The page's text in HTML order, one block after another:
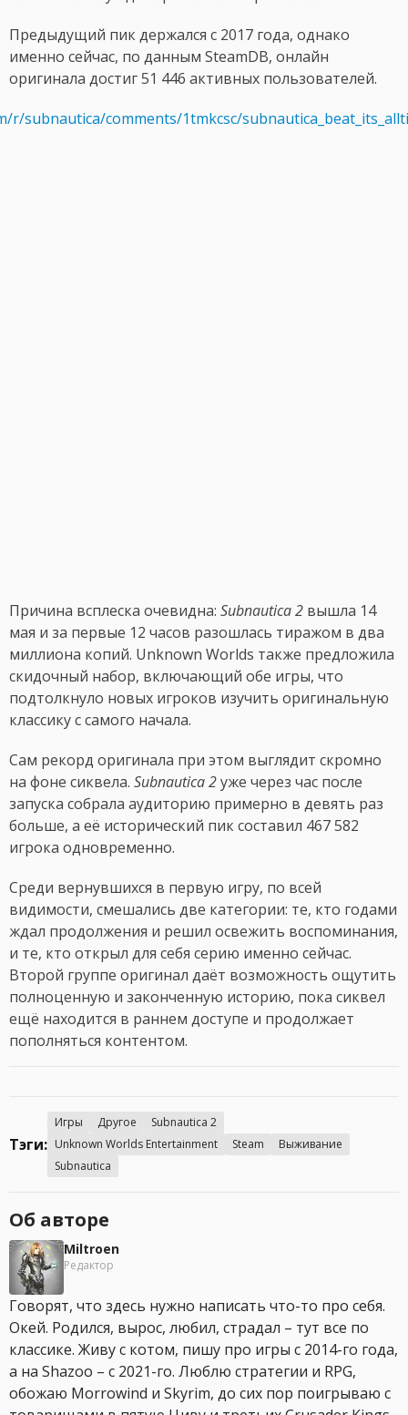
Предыдущий пик держался с 2017 года, однако
именно сейчас, по данным SteamDB, онлайн
оригинала достиг 51 446 активных пользователей.
r/subnautica/comments/1tmkcsc/
Причина всплеска очевидна: Subnautica 2 вышла 14
мая и за первые 12 часов разошлась тиражом в два
миллиона копий. Unknown Worlds также предложила
скидочный набор, включающий обе игры, что
подтолкнуло новых игроков изучить оригинальную
классику с самого начала.
Сам рекорд оригинала при этом выглядит скромно
на фоне сиквела. Subnautica 2уже через час после
запуска собрала аудиторию примерно в девять раз
больше, а её исторический пик составил 467 582
игрока одновременно.
Среди вернувшихся в первую игру, по всей
видимости, смешались две категории: те, кто годами
ждал продолжения и решил освежить воспоминания,
и те, кто открыл для себя серию именно сейчас.
Второй группе оригинал даёт возможность ощутить
полноценную и законченную историю, пока сиквел
ещё находится в раннем доступе и продолжает
пополняться контентом.
Тэги:
Игры Другое
Subnautica 2
Unknown Worlds Entertainment
Steam
Выживание
Subnautica
Об авторе
Miltroen
Редактор
Говорят, что здесь нужно написать что-то про себя.
Окей. Родился, вырос, любил, страдал – тут все по
классике. Живу с котом, пишу про игры с 2014-го года,
а на Shazoo – с 2021-го. Люблю стратегии и RPG,
обожаю Morrowind и Skyrim, до сих пор поигрываю с